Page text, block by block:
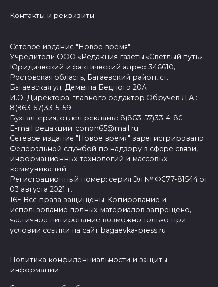
Контакты и реквизиты
Сетевое издание "Новое время"
Учредители ООО «Редакция газеты «Светлый путь»
Юридический и фактический адрес: 346610,
Ростовская область, Багаевский район, ст.
Багаевская ул. Демьяна Бедного 20А
И.О. Директора-главного редактор Обручев Д.А.:
8(863-57)33-5-59
Бухгалтерия, отдел рекламы: 8(863-57)33-4-80
E-mail редакции: conon65@mail.ru
Сетевое издание "Новое время" зарегистрировано
Федеральной службой по надзору в сфере связи,
информационных технологий и массовых
коммуникаций.
Регистрационный номер: серия Эл № ФС77-81544 от
03 августа 2021 г.
16+ Все права защищены. Копирование и
использование полных материалов запрещено,
частичное цитирование возможно только при
условии ссылки на сайт bagaevka-press.ru
Политика конфиденциальности и защиты
информации